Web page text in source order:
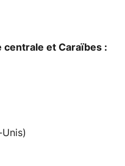
centrale et Caraïbes :